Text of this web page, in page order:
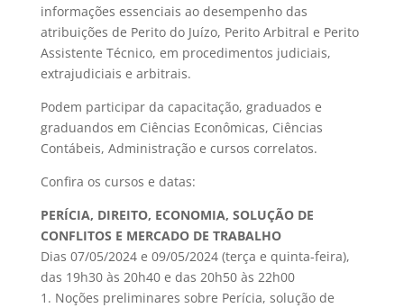
informações essenciais ao desempenho das
atribuições de Perito do Juízo, Perito Arbitral e Perito
Assistente Técnico, em procedimentos judiciais,
extrajudiciais e arbitrais.
Podem participar da capacitação, graduados e
graduandos em Ciências Econômicas, Ciências
Contábeis, Administração e cursos correlatos.
Confira os cursos e datas:
PERÍCIA, DIREITO, ECONOMIA, SOLUÇÃO DE
CONFLITOS E MERCADO DE TRABALHO
Dias 07/05/2024 e 09/05/2024 (terça e quinta-feira),
das 19h30 às 20h40 e das 20h50 às 22h00
1. Noções preliminares sobre Perícia, solução de